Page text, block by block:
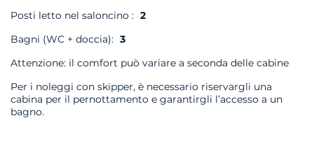
Posti letto nel saloncino : 2
Bagni (WC + doccia): 3
Attenzione: il comfort può variare a seconda delle cabine
Per i noleggi con skipper, è necessario riservargli una
cabina per il pernottamento e garantirgli l’accesso a un
bagno.